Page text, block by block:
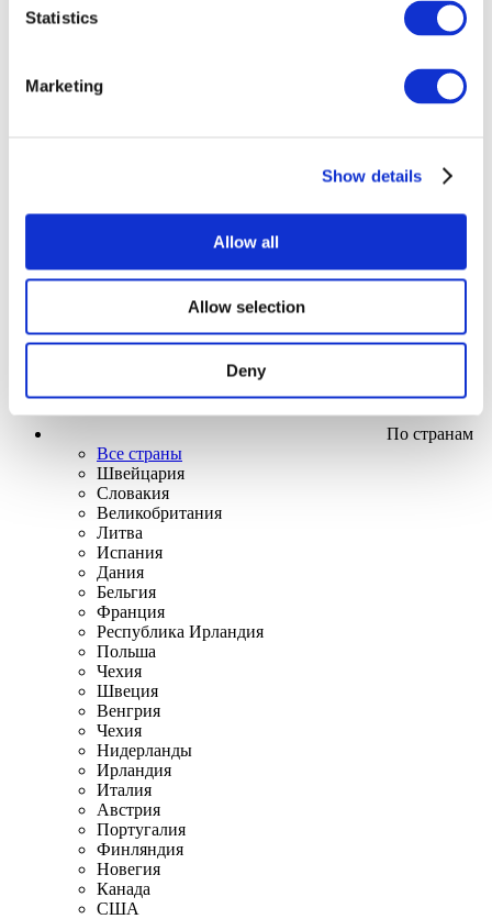
Statistics
Marketing
Show details
Allow all
Allow selection
Deny
Все
мероприятия
По странам
Все страны
Швейцария
Словакия
Великобритания
Литва
Испания
Дания
Бельгия
Франция
Республика Ирландия
Польша
Чехия
Швеция
Венгрия
Чехия
Нидерланды
Ирландия
Италия
Австрия
Португалия
Финляндия
Новегия
Канада
США